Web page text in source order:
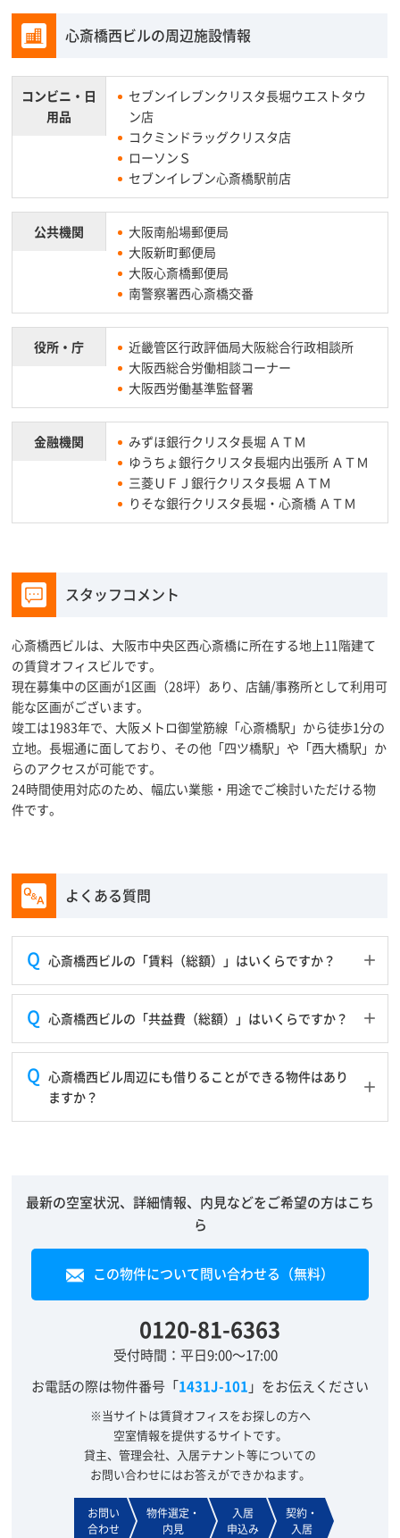
心斎橋西ビルの周辺施設情報
コンビニ・ 日
用品
セブンイレブンクリスタ長堀ウエストタウ
ン店
コクミンドラッグクリスタ店
ローソンＳ
セブンイレブン心斎橋駅前店
公共機関
大阪南船場郵便局
大阪新町郵便局
大阪心斎橋郵便局
南警察署西心斎橋交番
役所・庁
近畿管区行政評価局大阪総合行政相談所
大阪西総合労働相談コーナー
大阪西労働基準監督署
金融機関
みずほ銀行クリスタ長堀 ＡＴＭ
ゆうちょ銀行クリスタ長堀内出張所 ＡＴＭ
三菱ＵＦＪ銀行クリスタ長堀 ＡＴＭ
りそな銀行クリスタ長堀・心斎橋 ＡＴＭ
スタッフコメント
心斎橋西ビルは、大阪市中央区西心斎橋に所在する地上11階建て
の賃貸オフィスビルです。
現在募集中の区画が1区画（28坪）あり、店舗/事務所として利用可
能な区画がございます。
竣工は1983年で、大阪メトロ御堂筋線「心斎橋駅」から徒歩1分の
立地。長堀通に面しており、その他「四ツ橋駅」や「西大橋駅」か
らのアクセスが可能です。
24時間使用対応のため、幅広い業態・用途でご検討いただける物
件です。
よくある質問
心斎橋西ビルの「賃料（総額）」はいくらですか？
心斎橋西ビルの「共益費（総額）」はいくらですか？
心斎橋西ビル周辺にも借りることができる物件はあり
ますか？
最新の空室状況、詳細情報、内見などをご希望の方はこち
ら
この物件について問い合わせる（無料）
0120-81-6363
受付時間：平日9:00～17:00
お電話の際は物件番号「1431J-101 」をお伝えください
※当サイトは賃貸オフィスをお探しの方へ
空室情報を提供するサイトです。
貸主、管理会社、入居テナント等についての
お問い合わせにはお答えができかねます。
お問い
合わせ
物件選定・
内見
入居
申込み
契約・
入居